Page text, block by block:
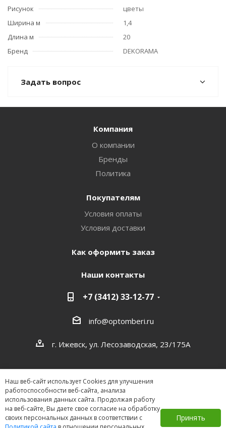
Рисунок
цветы
Ширина м
1,4
Длина м
20
Бренд
DEKORAMA
Задать вопрос
Наш веб-сайт использует Cookies для улучшения
работоспособности веб-сайта, анализа
использования данных сайта. Продолжая работу
на веб-сайте, Вы даете свое согласие на обработку
своих персональных данных в соответствии с
Принять
Компания
О компании
Бренды
Политика
Покупателям
Условия оплаты
Условия доставки
Как оформить заказ
Наши контакты
+7 (3412) 33-12-77
info@optomberi.ru
г. Ижевск, ул. Лесозаводская, 23/175А
2026 ©